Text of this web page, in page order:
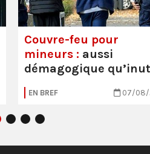
Couvre-feu pour
mineurs : aussi
démagogique
EN BREF 07/08/